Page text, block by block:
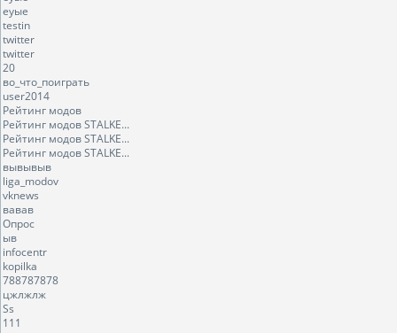
еуые
testin
twitter
twitter
20
во_что_поиграть
user2014
Рейтинг модов
Рейтинг модов STALKE...
Рейтинг модов STALKE...
Рейтинг модов STALKE...
вывывыв
liga_modov
vknews
вавав
Опрос
ыв
infocentr
kopilka
788787878
цжлжлж
Ss
111